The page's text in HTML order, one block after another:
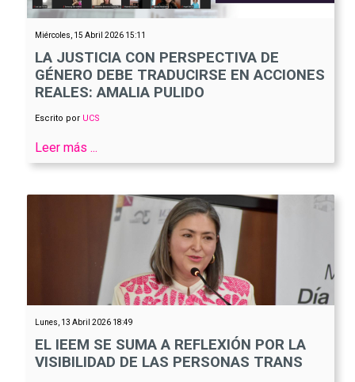
Miércoles, 15 Abril 2026 15:11
LA JUSTICIA CON PERSPECTIVA DE
GÉNERO DEBE TRADUCIRSE EN ACCIONES
REALES: AMALIA PULIDO
Escrito por UCS
Leer más ...
Lunes, 13 Abril 2026 18:49
EL IEEM SE SUMA A REFLEXIÓN POR LA
VISIBILIDAD DE LAS PERSONAS TRANS